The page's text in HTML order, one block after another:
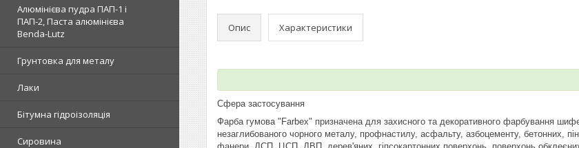
Алюмінієва пудра ПАП-1 і
ПАП-2, Паста алюмінієва
Benda-Lutz
Грунтовка для металу
Лаки
Бітумна гідроізоляція
Сировина
Опис Характеристики
Сфера застосування
Фарба гумова "Farbex" призначена для захисного та декоративного фарбування
незаглибованого чорного металу, профнастилу, асфальту, азбоцементу, бетонних,